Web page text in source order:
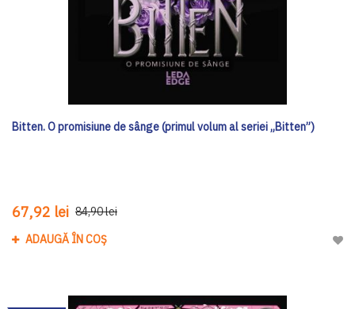
Bitten. O promisiune de sânge (primul volum al seriei „Bitten”)
67,92 lei 84,90 lei
ADAUGĂ ÎN COȘ